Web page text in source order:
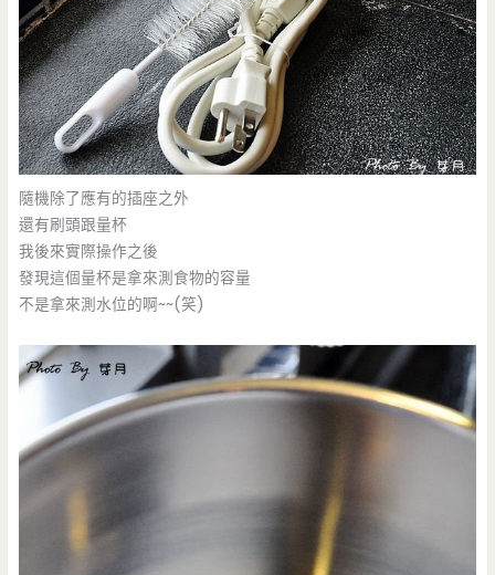
隨機除了應有的插座之外
還有刷頭跟量杯
我後來實際操作之後
發現這個量杯是拿來測食物的容量
不是拿來測水位的啊~~(笑)